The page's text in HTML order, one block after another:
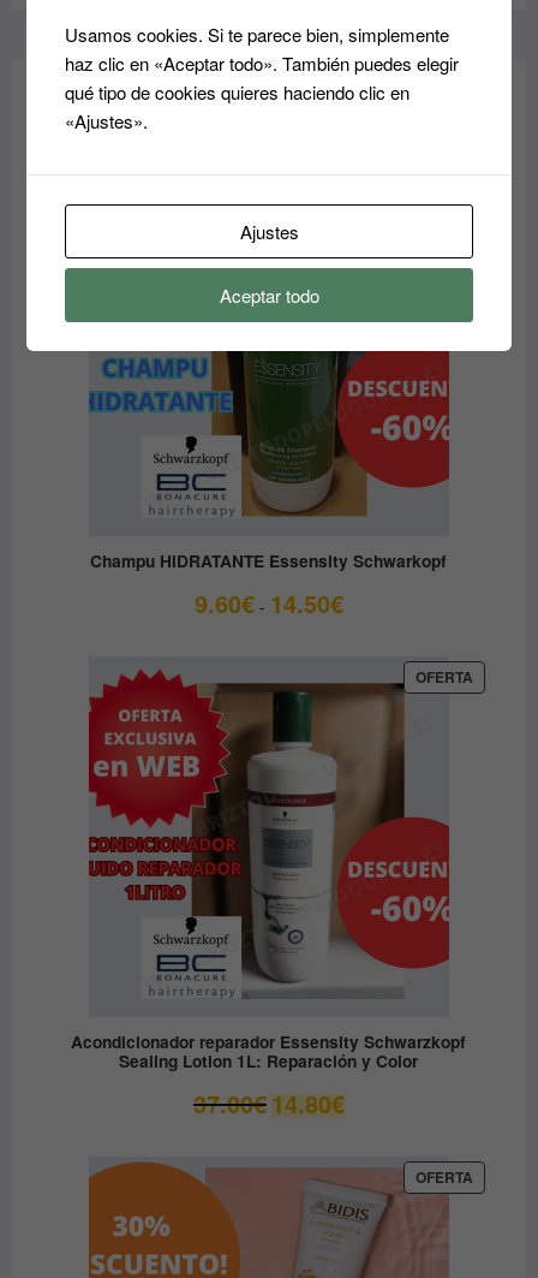
OFERTAS - OUTLET
Champu HIDRATANTE Essensity Schwarkopf
9.60€ - 14.50€Rango
9.60€
OFERTA
EN
Acondicionador reparador Essensity Schwarzkopf
Sealing Lotion 1L: Reparación y Color
37.00€ El
precio
37.00€.
14.80€El
precio
14.80€.
OFERTA
EN
Usamos cookies. Si te parece bien, simplemente
haz clic en «Aceptar todo». También puedes elegir
qué tipo de cookies quieres haciendo clic en
«Ajustes».
Ajustes
Aceptar todo